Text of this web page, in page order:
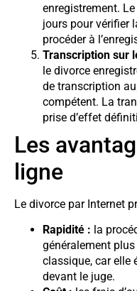
enregistrement.
jours pour vérifier
procéder à
Transcription sur
le divorce
de transcription
compétent. La
prise d’effet
Les
ligne
Le divorce par Internet
Rapidité : la
généralement plus
classique, car elle
devant le juge.